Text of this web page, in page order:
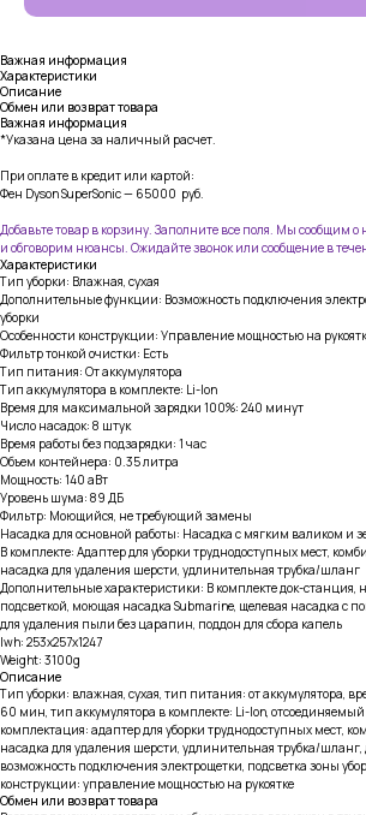
Важная информация
Характеристики
Описание
Обмен или возврат товара
Важная информация
*Указана цена за наличный расчет.
При оплате в кредит или картой:
Фен Dyson SuperSonic — 65000 руб.
Добавьте товар в корзину. Заполните все поля. Мы сообщим
и обговорим нюансы. Ожидайте звонок или сообщение в
Характеристики
Тип уборки: Влажная, сухая
Дополнительные функции: Возможность подключения
уборки
Особенности конструкции: Управление мощностью на
Фильтр тонкой очистки: Есть
Тип питания: От аккумулятора
Тип аккумулятора в комплекте: Li-Ion
Время для максимальной зарядки 100%: 240 минут
Число насадок: 8 штук
Время работы без подзарядки: 1 час
Объем контейнера: 0.35 литра
Мощность: 140 аВт
Уровень шума: 89 ДБ
Фильтр: Моющийся, не требующий замены
Насадка для основной работы: Насадка с мягким валиком и
В комплекте: Адаптер для уборки труднодоступных мест,
насадка для удаления шерсти, удлинительная трубка/шланг
Дополнительные характеристики: В комплекте док-станция,
подсветкой, моющая насадка Submarine, щелевая насадка с
для удаления пыли без царапин, поддон для сбора капель
lwh: 253x257x1247
Weight: 3100g
Описание
Тип уборки: влажная, сухая, тип питания: от аккумулятора,
60 мин, тип аккумулятора в комплекте: Li-Ion,
комплектация: адаптер для уборки труднодоступных мест,
насадка для удаления шерсти, удлинительная трубка/
возможность подключения электрощетки, подсветка зоны
конструкции: управление мощностью на рукоятке
Обмен или возврат товара